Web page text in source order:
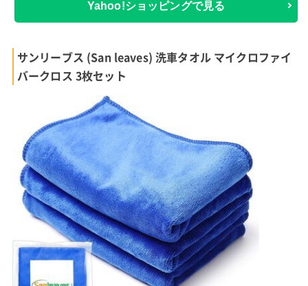
Yahoo!ショッピングで見る
サンリーブス (San leaves) 洗車タオル マイクロファイ
バークロス 3枚セット